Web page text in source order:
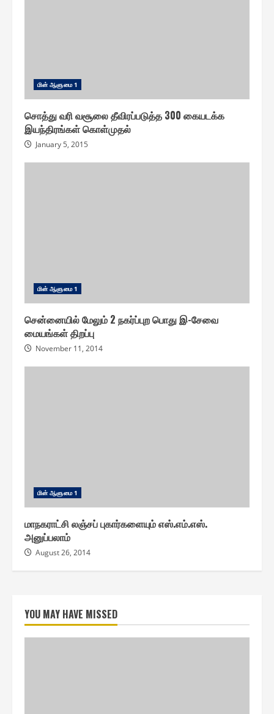
மின் ஆளுமை 1
சொத்து வரி வசூலை தீவிரப்படுத்த 300 கையடக்க
இயந்திரங்கள் கொள்முதல்
January 5, 2015
மின் ஆளுமை 1
சென்னையில் மேலும் 2 நகர்ப்புற பொது இ-சேவை
மையங்கள் திறப்பு
November 11, 2014
மின் ஆளுமை 1
மாநகராட்சி லஞ்சப் புகார்களையும் எஸ்.எம்.எஸ்.
அனுப்பலாம்
August 26, 2014
YOU MAY HAVE MISSED